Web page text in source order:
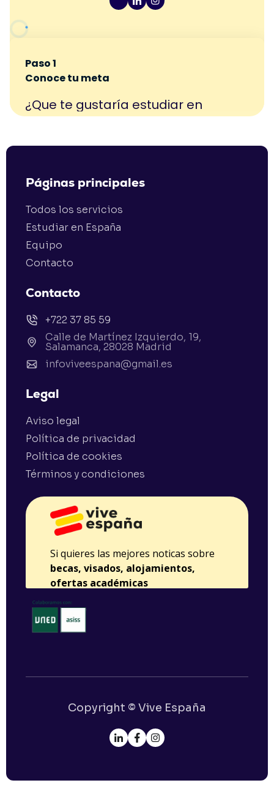
Páginas principales
Todos los servicios
Estudiar en España
Equipo
Contacto
Contacto
+722 37 85 59
Calle de Martínez Izquierdo, 19,
Salamanca, 28028 Madrid
infoviveespana@gmail.es
Legal
Aviso legal
Política de privacidad
Política de cookies
Términos y condiciones
Copyright © Vive España